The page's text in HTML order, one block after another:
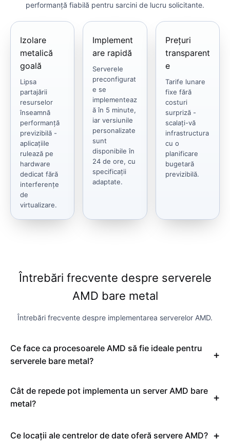
performanță fiabilă pentru sarcini de lucru solicitante.
Izolare
metalică
goală
Lipsa
partajării
resurselor
înseamnă
performanță
previzibilă -
aplicațiile
rulează pe
hardware
dedicat fără
interferențe
de
virtualizare.
Implement
are rapidă
Serverele
preconfigurat
e se
implementeaz
ă în 5 minute,
iar versiunile
personalizate
sunt
disponibile în
24 de ore, cu
specificații
adaptate.
Prețuri
transparent
e
Tarife lunare
fixe fără
costuri
surpriză -
scalați-vă
infrastructura
cu o
planificare
bugetară
previzibilă.
Întrebări frecvente despre serverele
AMD bare metal
Întrebări frecvente despre implementarea serverelor AMD.
Ce face ca procesoarele AMD să fie ideale pentru
serverele bare metal?
Cât de repede pot implementa un server AMD bare
metal?
Ce locații ale centrelor de date oferă servere AMD?